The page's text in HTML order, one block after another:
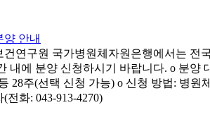
양 안내
건연구원 국가병원체자원은행에서는 전
내에 분양 신청하시기 바랍니다. o 분양
등 28주(선택 신청 가능) o 신청 방법: 병
전화: 043-913-4270)